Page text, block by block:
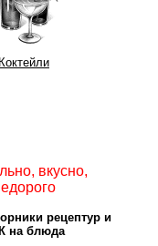
Коктейли
вкусно,
рецептур и
на блюда